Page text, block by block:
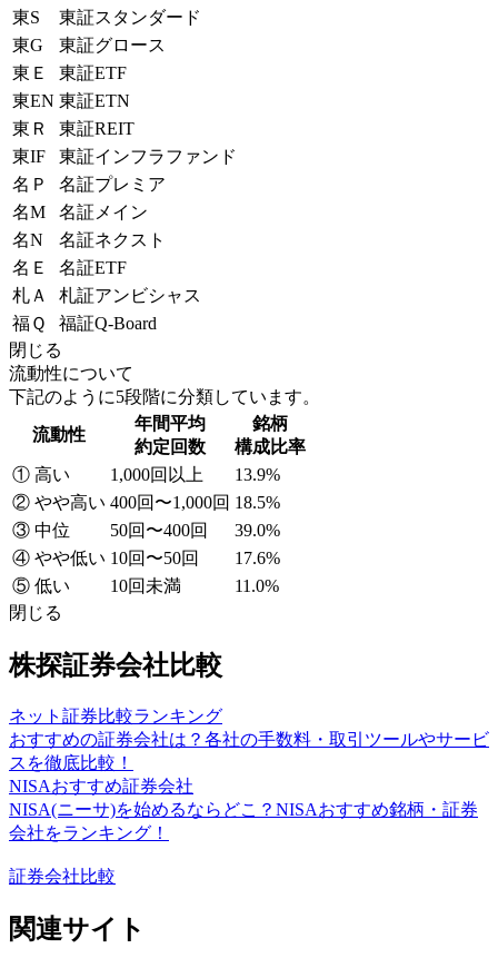
東S
東証スタンダード
東G
東証グロース
東Ｅ
東証ETF
東EN 東証ETN
東Ｒ
東証REIT
東IF
東証インフラファンド
名Ｐ
名証プレミア
名M
名証メイン
名N
名証ネクスト
名Ｅ
名証ETF
札Ａ
札証アンビシャス
福Ｑ
福証Q-Board
閉じる
流動性について
下記のように5段階に分類しています。
流動性
年間平均
約定回数
銘柄
構成比率
① 高い
1,000回以上
13.9%
② やや高い 400回〜1,000回 18.5%
③ 中位
50回〜400回
39.0%
④ やや低い 10回〜50回
17.6%
⑤ 低い
10回未満
11.0%
閉じる
株探証券会社比較
ネット証券比較ランキング
おすすめの証券会社は？各社の手数料・取引ツールやサービ
スを徹底比較！
NISAおすすめ証券会社
NISA(ニーサ)を始めるならどこ？NISAおすすめ銘柄・証券
会社をランキング！
証券会社比較
関連サイト